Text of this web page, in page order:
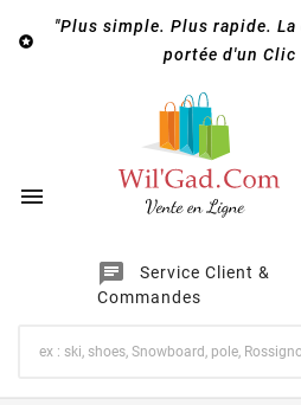

"Plus simple. Plus rapide.
portée d'un Clic

chat
Service Client &
Commandes